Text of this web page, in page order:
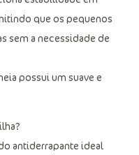
equipado com
estabilidade em
que os pequenos
a necessidade de
possui um suave e